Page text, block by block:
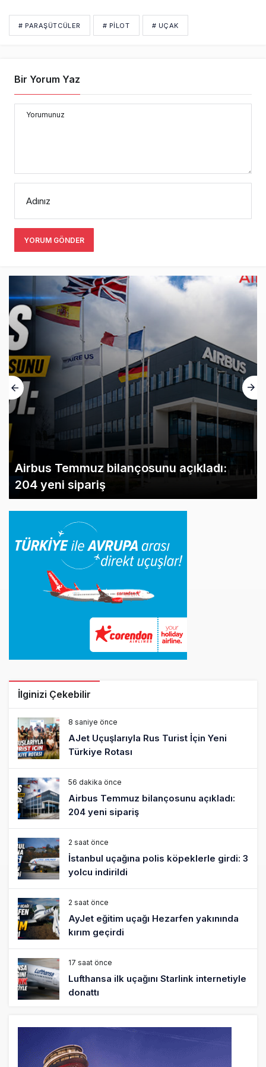
# PARAŞÜTCÜLER # PİLOT # UÇAK
Bir Yorum Yaz
Yorumunuz
Adınız
YORUM GÖNDER
Airbus Temmuz bilançosunu açıkladı:
204 yeni sipariş
İlginizi Çekebilir
8 saniye önce
AJet Uçuşlarıyla Rus Turist İçin Yeni
Türkiye Rotası
56 dakika önce
Airbus Temmuz bilançosunu açıkladı:
204 yeni sipariş
2 saat önce
İstanbul uçağına polis köpeklerle girdi: 3
yolcu indirildi
2 saat önce
AyJet eğitim uçağı Hezarfen yakınında
kırım geçirdi
17 saat önce
Lufthansa ilk uçağını Starlink internetiyle
donattı
Norwegian Uçağına Polis Müdahalesi